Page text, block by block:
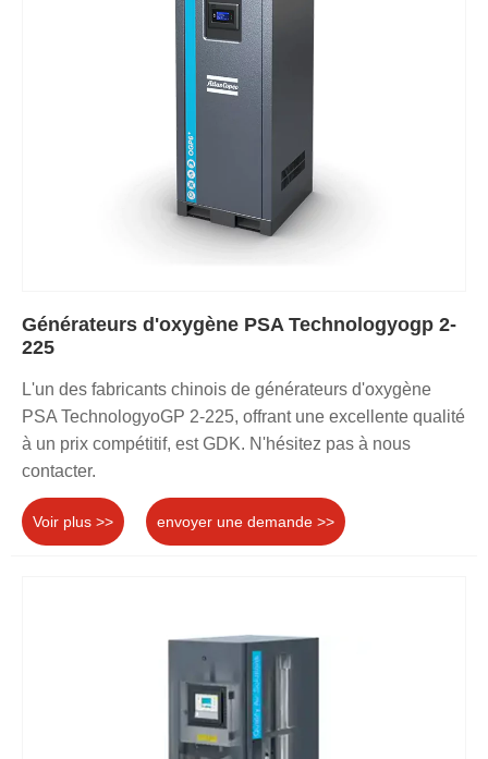
Générateurs d'oxygène PSA Technologyogp 2-
225
L'un des fabricants chinois de générateurs d'oxygène
PSA TechnologyoGP 2-225, offrant une excellente qualité
à un prix compétitif, est GDK. N'hésitez pas à nous
contacter.
Voir plus >> envoyer une demande >>